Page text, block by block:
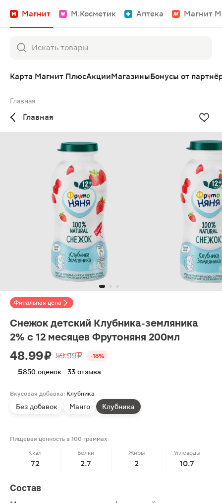
Магнит М.Косметик Аптека Магнит
Карта Магнит ПлюсАкцииМагазиныБонусы от
Главная
Главная
Финальная цена
Снежок детский Клубника-земляника
2% с 12 месяцев Фрутоняня 200мл
48.99 ₽ 59.99 ₽ -18%
5850 оценок · 33 отзыва
Вкусовая добавка: Клубника
Без добавок Манго Клубника
Пищевая ценность в 100 граммах
Ккал
72
Белки
2.7
Жиры
2
Углеводы
10.7
Состав